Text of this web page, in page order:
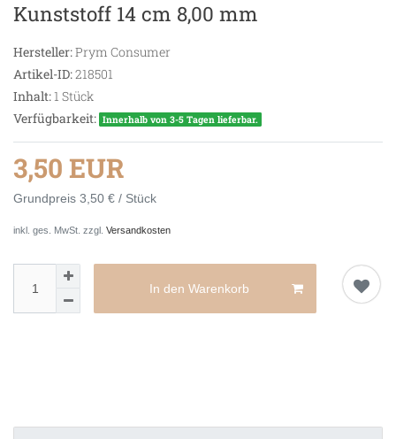
Kunststoff 14 cm 8,00 mm
Hersteller:Prym Consumer
Artikel-ID:218501
Inhalt:1 Stück
Verfügbarkeit: Innerhalb von 3-5 Tagen lieferbar.
3,50 EUR
Grundpreis 3,50 € / Stück
inkl. ges. MwSt. zzgl. Versandkosten
In den Warenkorb